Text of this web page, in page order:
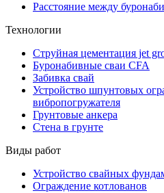
Расстояние между
Технологии
Струйная цементация jet
Буронабивные сваи CFA
Забивка свай
Устройство шпунтовых
вибропогружателя
Грунтовые анкера
Стена в грунте
Виды работ
Устройство свайных
Ограждение котлованов